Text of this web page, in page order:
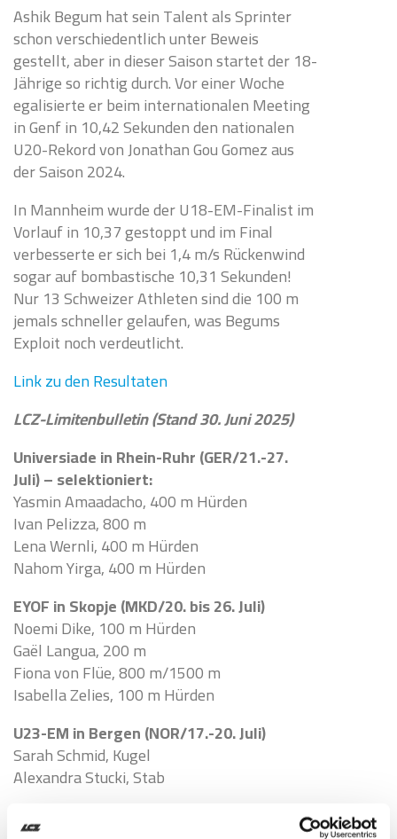
Ashik Begum hat sein Talent als Sprinter
schon verschiedentlich unter Beweis
gestellt, aber in dieser Saison startet der 18-
Jährige so richtig durch. Vor einer Woche
egalisierte er beim internationalen Meeting
in Genf in 10,42 Sekunden den nationalen
U20-Rekord von Jonathan Gou Gomez aus
der Saison 2024.
In Mannheim wurde der U18-EM-Finalist im
Vorlauf in 10,37 gestoppt und im Final
verbesserte er sich bei 1,4 m/s Rückenwind
sogar auf bombastische 10,31 Sekunden!
Nur 13 Schweizer Athleten sind die 100 m
jemals schneller gelaufen, was Begums
Exploit noch verdeutlicht.
Link zu den Resultaten
LCZ-Limitenbulletin (Stand 30. Juni 2025)
Universiade in Rhein-Ruhr (GER/21.-27.
Juli) – selektioniert:
Yasmin Amaadacho, 400 m Hürden
Ivan Pelizza, 800 m
Lena Wernli, 400 m Hürden
Nahom Yirga, 400 m Hürden
EYOF in Skopje (MKD/20. bis 26. Juli)
Noemi Dike, 100 m Hürden
Gaël Langua, 200 m
Fiona von Flüe, 800 m/1500 m
Isabella Zelies, 100 m Hürden
U23-EM in Bergen (NOR/17.-20. Juli)
Sarah Schmid, Kugel
Alexandra Stucki, Stab